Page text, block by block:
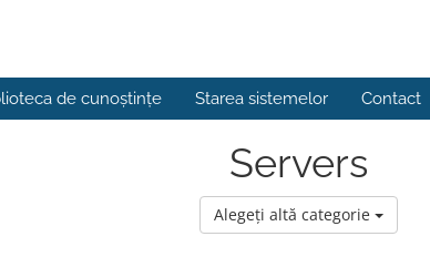
de cunoștințe Starea sistemelor Contact
Servers
Alegeți altă categorie